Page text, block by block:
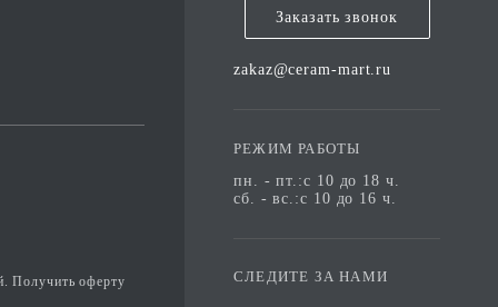
Заказать звонок
zakaz@ceram-mart.ru
РЕЖИМ РАБОТЫ
пн. - пт.:с 10 до 18 ч.
сб. - вс.:с 10 до 16 ч.
СЛЕДИТЕ ЗА НАМИ
Получить оферту